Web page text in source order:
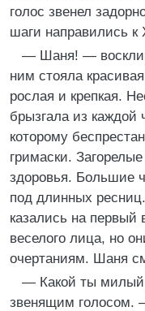
голос звенел
шаги направились к
— Шаня! —
ним стояла
рослая и крепкая.
брызгала из каждой
которому
гримаски.
здоровья. Большие
под длинных
казались на
веселого лица, но
очертаниям. Шаня
— Какой ты
звенящим голосом.